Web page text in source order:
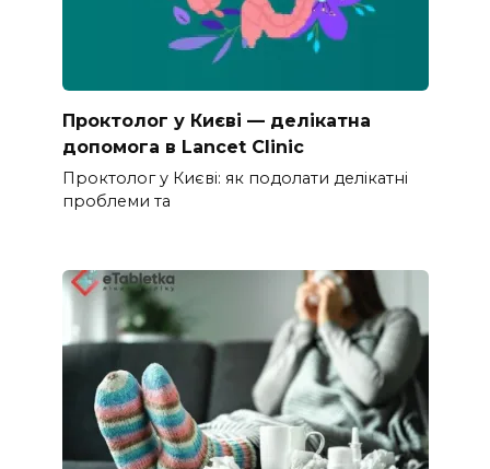
Проктолог у Києві — делікатна
допомога в Lancet Clinic
Проктолог у Києві: як подолати делікатні
проблеми та